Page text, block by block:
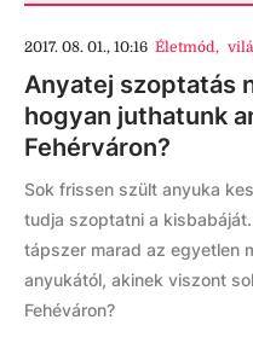
2017. 08. 01., 10:16 Életmód,
Anyatej szoptatás
hogyan juthatunk
Fehérváron?
Sok frissen szült anyuka
tudja szoptatni a
tápszer marad az egyetlen
anyukától, akinek viszont
Fehéváron?